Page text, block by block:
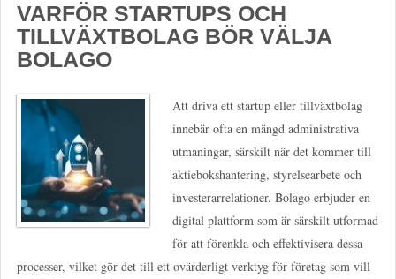
VARFÖR STARTUPS OCH
TILLVÄXTBOLAG BÖR VÄLJA
BOLAGO
Att driva ett startup eller tillväxtbolag
innebär ofta en mängd administrativa
utmaningar, särskilt när det kommer till
aktiebokshantering, styrelsearbete och
investerarrelationer. Bolago erbjuder en
digital plattform som är särskilt utformad
för att förenkla och effektivisera dessa
processer, vilket gör det till ett ovärderligt verktyg för företag som vill